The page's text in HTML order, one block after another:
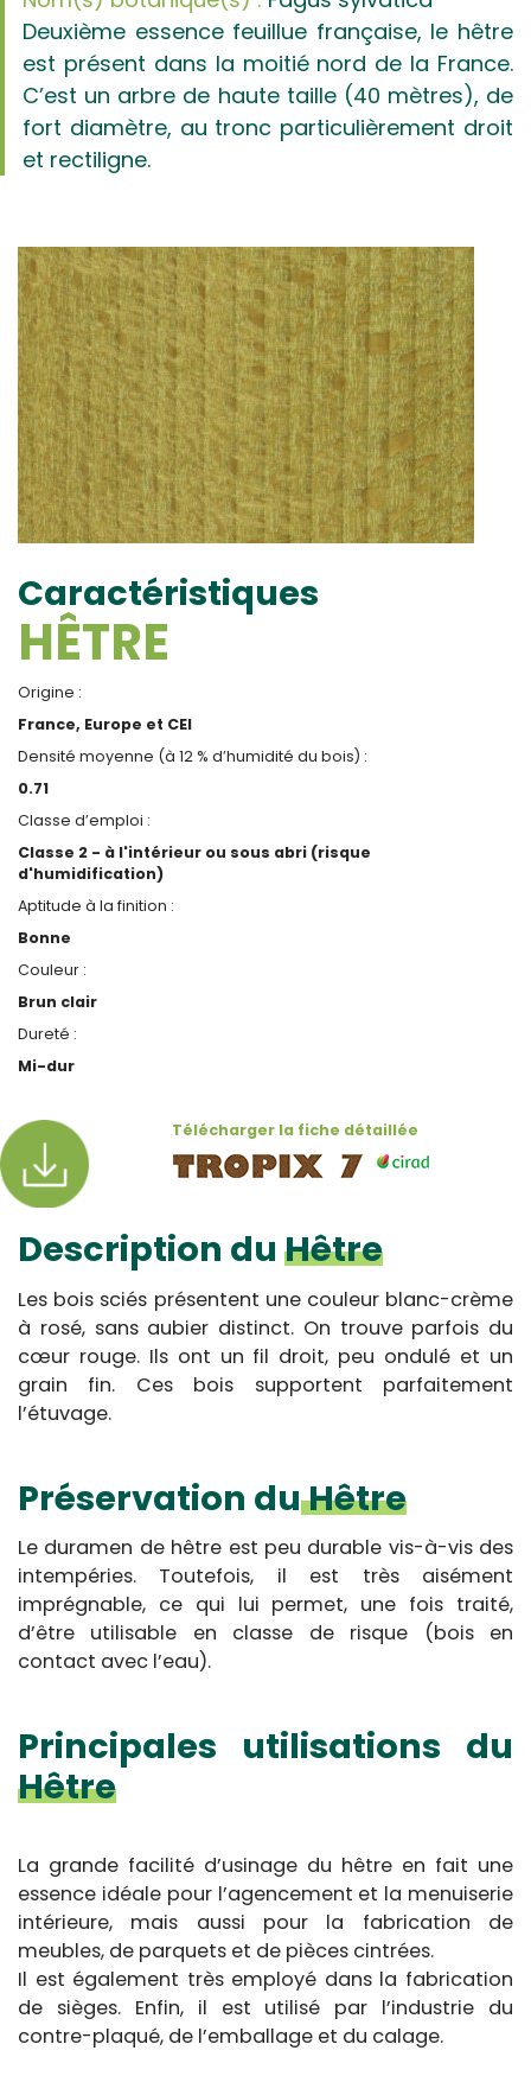
Deuxième essence feuillue française, le hêtre
est présent dans la moitié nord de la France.
C’est un arbre de haute taille (40 mètres), de
fort diamètre, au tronc particulièrement droit
et rectiligne.
Caractéristiques
HÊTRE
Origine :
France, Europe et CEI
Densité moyenne (à 12 % d’humidité du bois) :
0.71
Classe d’emploi :
Classe 2 - à l'intérieur ou sous abri (risque
d'humidification)
Aptitude à la finition :
Bonne
Couleur :
Brun clair
Dureté :
Mi-dur
Télécharger la fiche détaillée
Description du Hêtre
Les bois sciés présentent une couleur blanc-crème
à rosé, sans aubier distinct. On trouve parfois du
cœur rouge. Ils ont un fil droit, peu ondulé et un
grain fin. Ces bois supportent parfaitement
l’étuvage.
Préservation duHêtre
Le duramen de hêtre est peu durable vis-à-vis des
intempéries. Toutefois, il est très aisément
imprégnable, ce qui lui permet, une fois traité,
d’être utilisable en classe de risque (bois en
contact avec l’eau).
Principales utilisations du
Hêtre
La grande facilité d’usinage du hêtre en fait une
essence idéale pour l’agencement et la menuiserie
intérieure, mais aussi pour la fabrication de
meubles, de parquets et de pièces cintrées.
Il est également très employé dans la fabrication
de sièges. Enfin, il est utilisé par l’industrie du
contre-plaqué, de l’emballage et du calage.